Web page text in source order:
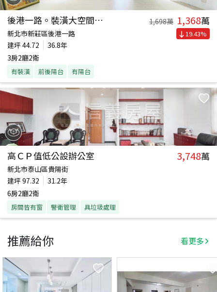
後港一路。裝潢大空間美寓 1,698萬 1,368萬
新北市新莊區後港一路
建坪 44.72
36.8年
3房2廳2衛
有裝潢 前後陽台 有陽台
19.43%
高ＣＰ值低公設辦公室 3,748萬
新北市泰山區貴陽街
建坪 97.32
31.2年
6房2廳2衛
房間皆有窗 警衛管理 具垃圾處理
推薦給你 看更多